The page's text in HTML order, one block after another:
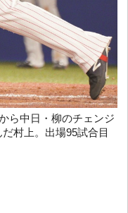
ら中日・柳のチェンジ
村上。出場95試合目